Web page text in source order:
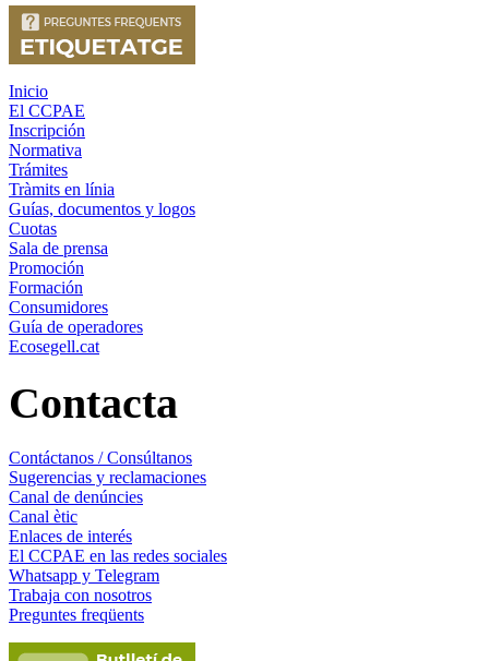
Inicio
El CCPAE
Inscripción
Normativa
Trámites
Tràmits en línia
Guías, documentos y logos
Cuotas
Sala de prensa
Promoción
Formación
Consumidores
Guía de operadores
Ecosegell.cat
Contacta
Contáctanos / Consúltanos
Sugerencias y reclamaciones
Canal de denúncies
Canal ètic
Enlaces de interés
El CCPAE en las redes sociales
Whatsapp y Telegram
Trabaja con nosotros
Preguntes freqüents